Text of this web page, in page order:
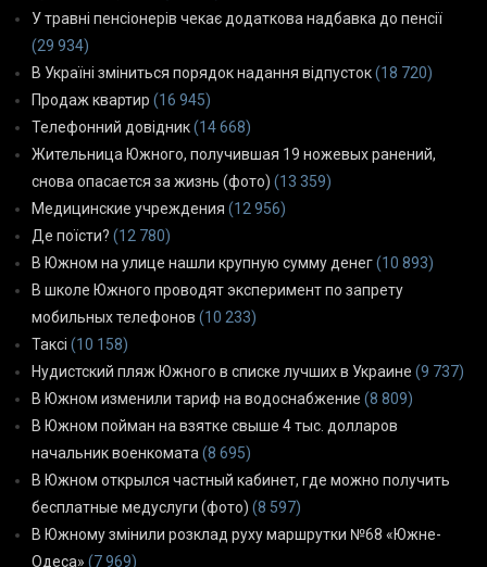
У травні пенсіонерів чекає додаткова надбавка до пенсії
(29 934)
В Україні зміниться порядок надання відпусток(18 720)
Продаж квартир (16 945)
Телефонний довідник(14 668)
Жительница Южного, получившая 19 ножевых ранений,
снова опасается за жизнь (фото) (13 359)
Медицинские учреждения (12 956)
Де поїсти? (12 780)
В Южном на улице нашли крупную сумму денег(10 893)
В школе Южного проводят эксперимент по запрету
мобильных телефонов (10 233)
Таксі (10 158)
Нудистский пляж Южного в списке лучших в Украине (9 737)
В Южном изменили тариф на водоснабжение (8 809)
В Южном пойман на взятке свыше 4 тыс. долларов
начальник военкомата (8 695)
В Южном открылся частный кабинет, где можно получить
бесплатные медуслуги (фото) (8 597)
В Южному змінили розклад руху маршрутки №68 «Южне-
Одеса» (7 969)